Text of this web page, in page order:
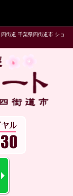
街道 千葉県四街道市 ショ